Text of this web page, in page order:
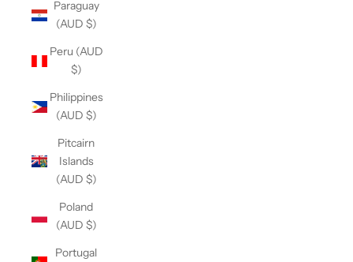
Paraguay
(AUD $)
Peru (AUD
$)
Philippines
(AUD $)
Pitcairn
Islands
(AUD $)
Poland
(AUD $)
Portugal